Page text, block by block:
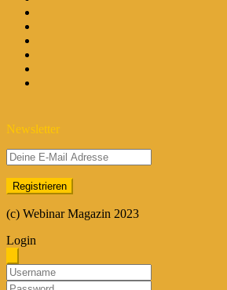
Newsletter
(c) Webinar Magazin 2023
Login